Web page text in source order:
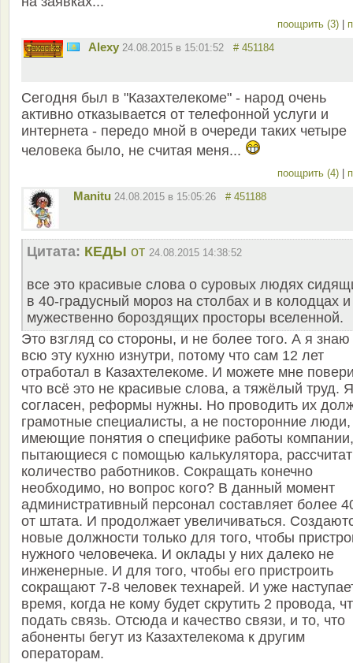
поощрить (3)
Alexy 24.08.2015 в 15:01:52 # 451184
Сегодня был в "Казахтелекоме" - народ очень
активно отказывается от телефонной услуги и
интернета - передо мной в очереди таких четыре
человека было, не считая меня...
поощрить (4)
Manitu 24.08.2015 в 15:05:26 # 451188
Цитата: КЕДЫ от 24.08.2015 14:38:52
все это красивые слова о суровых людях
в 40-градусный мороз на столбах и в колодцах и
мужественно бороздящих просторы вселенной.
Это взгляд со стороны, и не более того. А я знаю
всю эту кухню изнутри, потому что сам 12 лет
отработал в Казахтелекоме. И можете мне
что всё это не красивые слова, а тяжёлый труд. Я
согласен, реформы нужны. Но проводить их
грамотные специалисты, а не посторонние
имеющие понятия о специфике работы
пытающиеся с помощью калькулятора,
количество работников. Сокращать конечно
необходимо, но вопрос кого? В данный момент
административный персонал составляет более
от штата. И продолжает увеличиваться.
новые должности только для того, чтобы
нужного человечека. И оклады у них далеко не
инженерные. И для того, чтобы его пристроить
сокращают 7-8 человек технарей. И уже
время, когда не кому будет скрутить 2 провода,
подать связь. Отсюда и качество связи, и то, что
абоненты бегут из Казахтелекома к другим
операторам.